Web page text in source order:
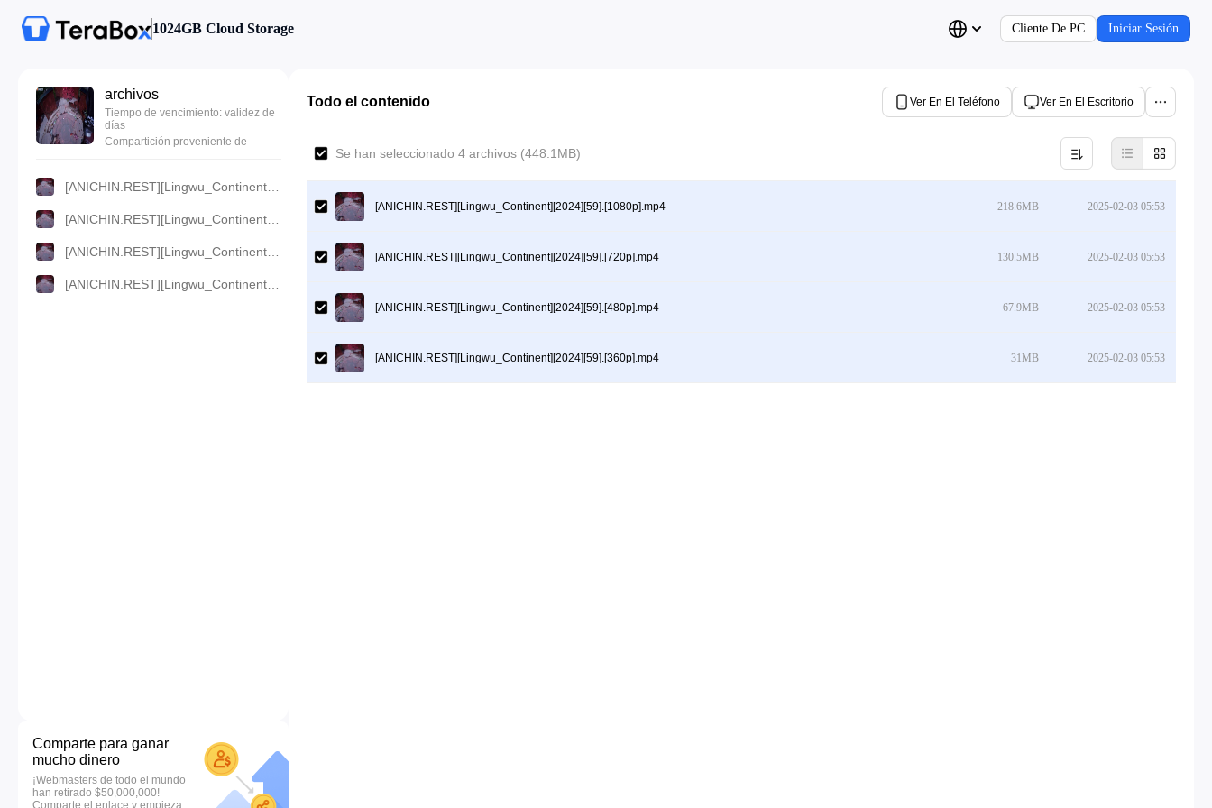
1024GB Cloud Storage Cliente De PC Iniciar Sesión
archivos
Tiempo de vencimiento: validez de
días
Compartición proveniente de
Comparte para ganar
mucho dinero
¡Webmasters de todo el mundo
han retirado $50,000,000!
Comparte el enlace y empieza
Todo el contenido Ver En El Teléfono Ver En El Escritorio
Se han seleccionado 4 archivos (448.1MB)
[ANICHIN.REST][Lingwu_Continent][2024][59].[1080p].mp4 218.6MB 2025-02-03 05:53
[ANICHIN.REST][Lingwu_Continent][2024][59].[720p].mp4 130.5MB 2025-02-03 05:53
[ANICHIN.REST][Lingwu_Continent][2024][59].[480p].mp4 67.9MB 2025-02-03 05:53
[ANICHIN.REST][Lingwu_Continent][2024][59].[360p].mp4 31MB 2025-02-03 05:53